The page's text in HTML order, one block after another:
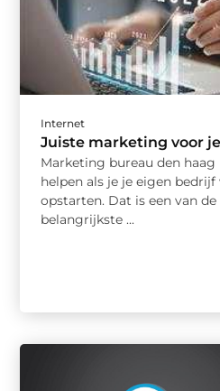
Internet
Juiste marketing voor
Marketing bureau den haag
helpen als je je eigen
opstarten. Dat is een van de
belangrijkste ...